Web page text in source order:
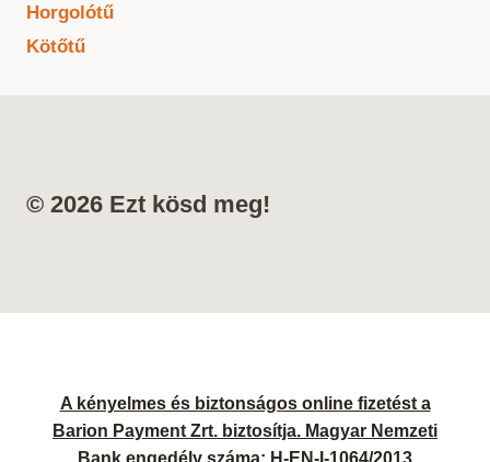
Horgolótű
Kötőtű
© 2026 Ezt kösd meg!
A kényelmes és biztonságos online fizetést a
Barion Payment Zrt. biztosítja. Magyar Nemzeti